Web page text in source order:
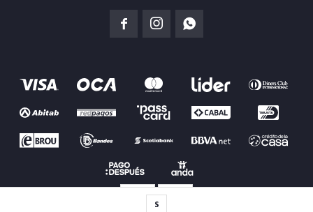
S
  